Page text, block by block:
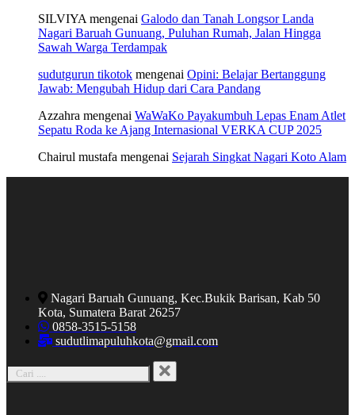
SILVIYA mengenai Galodo dan Tanah Longsor Landa
Nagari Baruah Gunuang, Puluhan Rumah, Jalan Hingga
Sawah Warga Terdampak
sudutgurun tikotok mengenai Opini: Belajar Bertanggung
Jawab: Mengubah Hidup dari Cara Pandang
Azzahra mengenai WaWaKo Payakumbuh Lepas Enam Atlet
Sepatu Roda ke Ajang Internasional VERKA CUP 2025
Chairul mustafa mengenai Sejarah Singkat Nagari Koto Alam
Nagari Baruah Gunuang, Kec.Bukik Barisan, Kab 50
Kota, Sumatera Barat 26257
0858-3515-5158
sudutlimapuluhkota@gmail.com